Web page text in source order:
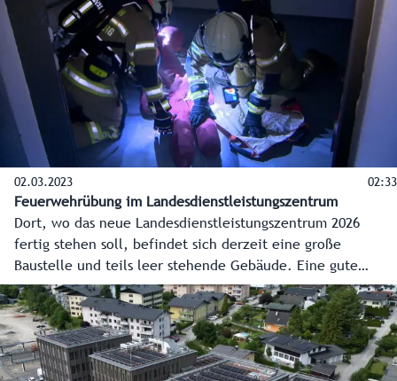
02.03.2023 02:33
Feuerwehrübung im Landesdienstleistungszentrum
Dort, wo das neue Landesdienstleistungszentrum 2026
fertig stehen soll, befindet sich derzeit eine große
Baustelle und teils leer stehende Gebäude. Eine gute
Gelegenheit für Einsatzkräfte für realistische Übungen - in
diesem Fall die Freiwillige Feuerwehr der Stadt Salzburg
mit den Löschzügen Bruderhof und Itzling.